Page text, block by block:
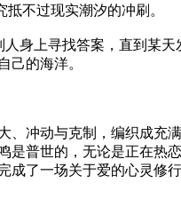
不过现实潮汐的冲刷。
身上寻找答案，直到某
己的海洋。
冲动与克制，编织成充满
是普世的，无论是正在热
成了一场关于爱的心灵修